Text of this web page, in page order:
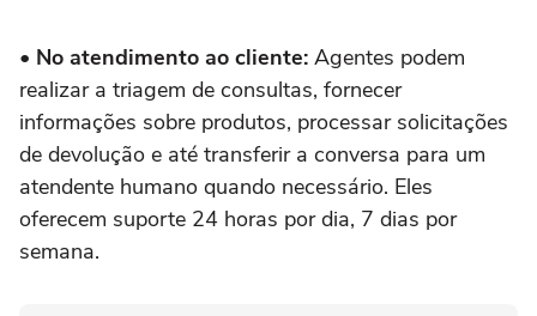
• No atendimento ao cliente: Agentes podem
realizar a triagem de consultas, fornecer
informações sobre produtos, processar solicitações
de devolução e até transferir a conversa para um
atendente humano quando necessário. Eles
oferecem suporte 24 horas por dia, 7 dias por
semana.